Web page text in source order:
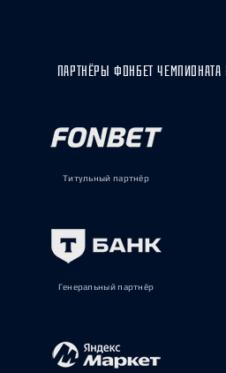
ПАРТНЁРЫ ФОНБЕТ ЧЕМПИОНАТА
Титульный партнёр
Генеральный партнёр